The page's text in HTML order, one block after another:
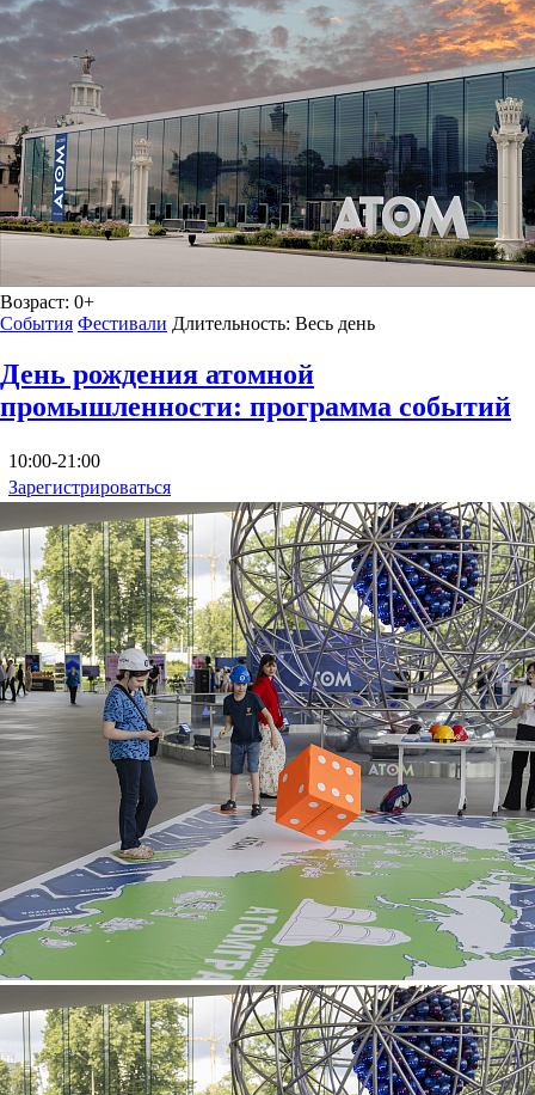
Возраст: 0+
События Фестивали Длительность: Весь день
День рождения атомной
промышленности: программа событий
10:00-21:00
Зарегистрироваться